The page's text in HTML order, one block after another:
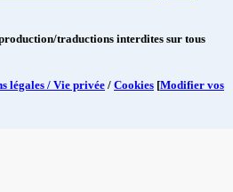
traductions interdites sur tous
légales / Vie privée / Cookies [Modifier vos